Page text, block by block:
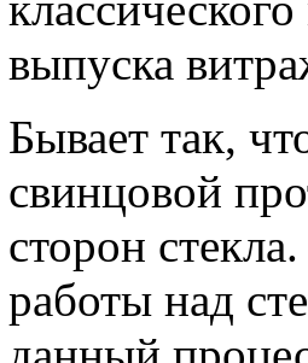
выпуска
Бывает так,
свинцовой
сторон стекла.
работы над